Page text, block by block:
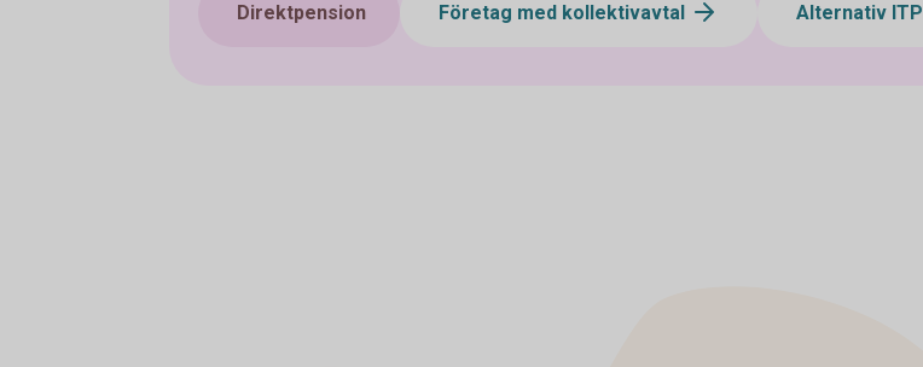
Direktpension Företag med kollektivavtal Alternativ ITP